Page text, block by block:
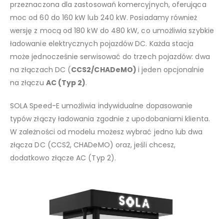
przeznaczona dla zastosowań komercyjnych, oferująca
moc od 60 do 160 kW lub 240 kW. Posiadamy również
wersję z mocą od 180 kW do 480 kW, co umożliwia szybkie
ładowanie elektrycznych pojazdów DC. Każda stacja
może jednocześnie serwisować do trzech pojazdów: dwa
na złączach DC (CCS2/CHADeMO)i jeden opcjonalnie
na złączu AC (Typ 2).
SOLA Speed-E umożliwia indywidualne dopasowanie
typów złączy ładowania zgodnie z upodobaniami klienta.
W zależności od modelu możesz wybrać jedno lub dwa
złącza DC (CCS2, CHADeMO) oraz, jeśli chcesz,
dodatkowo złącze AC (Typ 2).